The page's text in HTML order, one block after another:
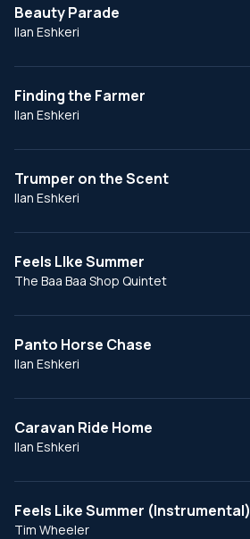
Beauty Parade
Ilan Eshkeri
Finding the Farmer
Ilan Eshkeri
Trumper on the Scent
Ilan Eshkeri
Feels LIke Summer
The Baa Baa Shop Quintet
Panto Horse Chase
Ilan Eshkeri
Caravan Ride Home
Ilan Eshkeri
Feels Like Summer (Instrumental)
Tim Wheeler